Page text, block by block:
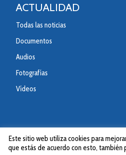
ACTUALIDAD
Todas las noticias
Documentos
Audios
Fotografías
Vídeos
© 2020 Partido Popular de la
Este sitio web utiliza cookies para
que estás de acuerdo con esto, también